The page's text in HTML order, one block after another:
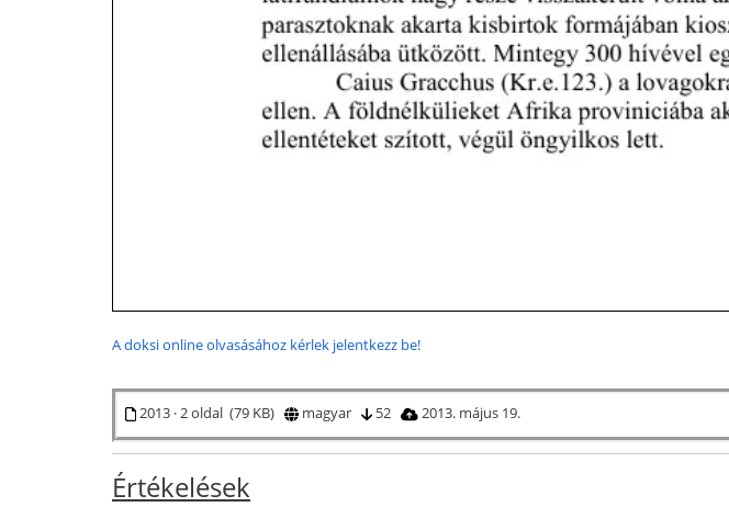
A doksi online olvasásához kérlek jelentkezz be!
2013 · 2 oldal (79 KB) magyar 52 2013. május 19.
Értékelések